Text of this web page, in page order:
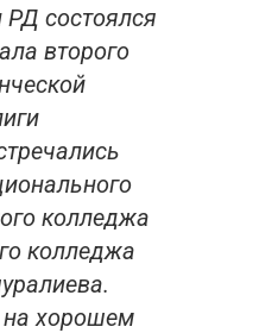
состоялся
второго
колледжа
колледжа
хорошем